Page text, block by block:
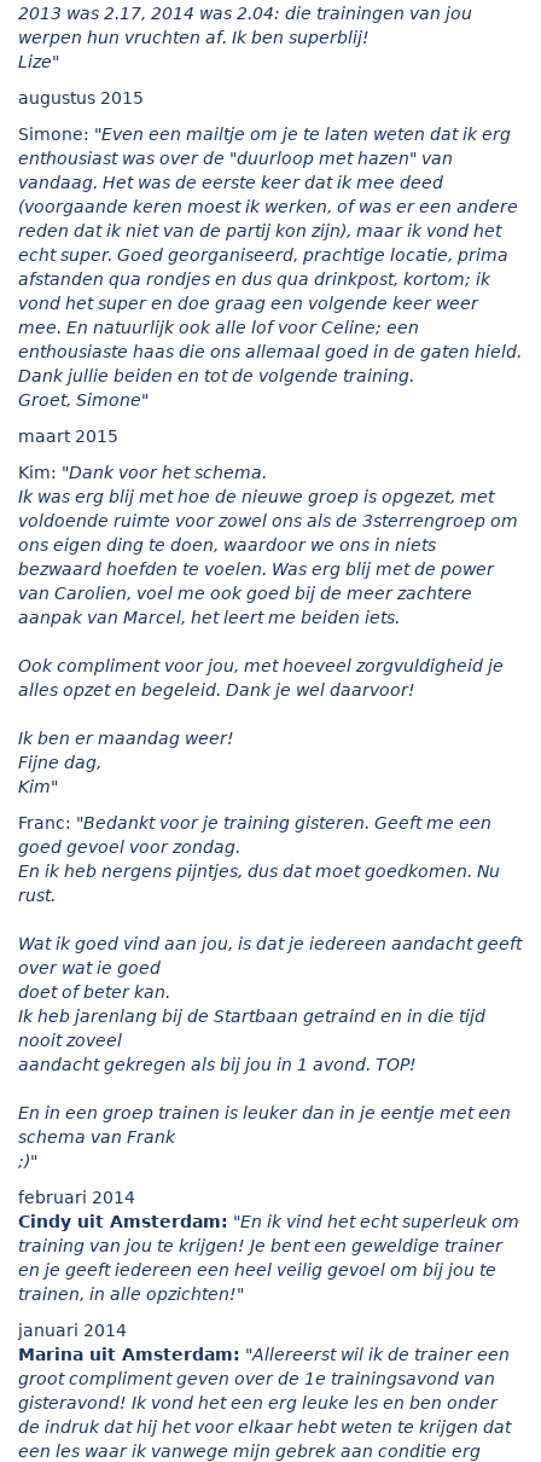
2013 was 2.17, 2014 was 2.04: die trainingen van jou
werpen hun vruchten af. Ik ben superblij!
Lize"
augustus 2015
Simone: "Even een mailtje om je te laten weten dat ik erg
enthousiast was over de "duurloop met hazen" van
vandaag. Het was de eerste keer dat ik mee deed
(voorgaande keren moest ik werken, of was er een andere
reden dat ik niet van de partij kon zijn), maar ik vond het
echt super. Goed georganiseerd, prachtige locatie, prima
afstanden qua rondjes en dus qua drinkpost, kortom; ik
vond het super en doe graag een volgende keer weer
mee. En natuurlijk ook alle lof voor Celine; een
enthousiaste haas die ons allemaal goed in de gaten hield.
Dank jullie beiden en tot de volgende training.
Groet, Simone"
maart 2015
Kim: "Dank voor het schema.
Ik was erg blij met hoe de nieuwe groep is opgezet, met
voldoende ruimte voor zowel ons als de 3sterrengroep om
ons eigen ding te doen, waardoor we ons in niets
bezwaard hoefden te voelen. Was erg blij met de power
van Carolien, voel me ook goed bij de meer zachtere
aanpak van Marcel, het leert me beiden iets.
Ook compliment voor jou, met hoeveel zorgvuldigheid je
alles opzet en begeleid. Dank je wel daarvoor!
Ik ben er maandag weer!
Fijne dag,
Kim"
Franc: "Bedankt voor je training gisteren. Geeft me een
goed gevoel voor zondag.
En ik heb nergens pijntjes, dus dat moet goedkomen. Nu
rust.
Wat ik goed vind aan jou, is dat je iedereen aandacht geeft
over wat ie goed
doet of beter kan.
Ik heb jarenlang bij de Startbaan getraind en in die tijd
nooit zoveel
aandacht gekregen als bij jou in 1 avond. TOP!
En in een groep trainen is leuker dan in je eentje met een
schema van Frank
;)"
februari 2014
Cindy uit Amsterdam: "En ik vind het echt superleuk om
training van jou te krijgen! Je bent een geweldige trainer
en je geeft iedereen een heel veilig gevoel om bij jou te
trainen, in alle opzichten!"
januari 2014
Marina uit Amsterdam: "Allereerst wil ik de trainer een
groot compliment geven over de 1e trainingsavond van
gisteravond! Ik vond het een erg leuke les en ben onder
de indruk dat hij het voor elkaar hebt weten te krijgen dat
een les waar ik vanwege mijn gebrek aan conditie erg